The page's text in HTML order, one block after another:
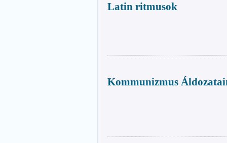
Latin ritmusok
Kommunizmus